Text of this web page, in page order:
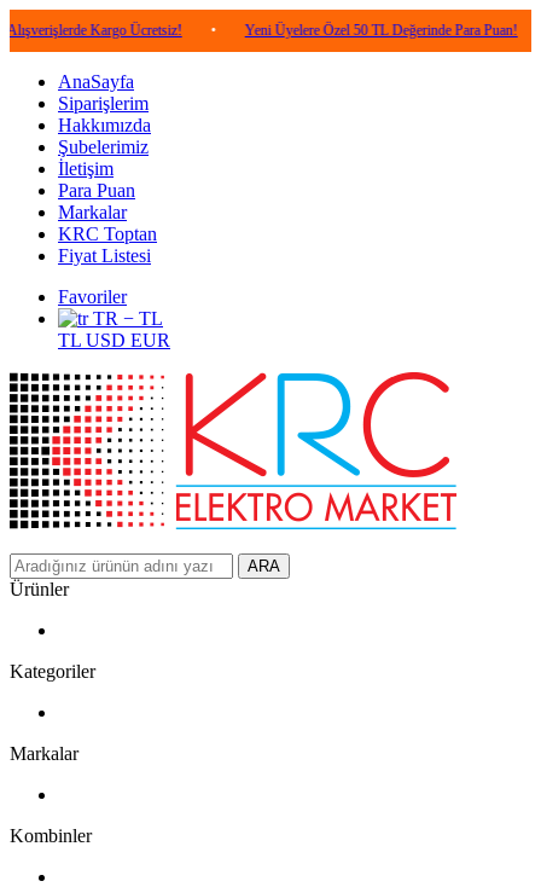
Kargo Ücretsiz! • Yeni Üyelere Özel 50 TL Değerinde Para Puan! •
AnaSayfa
Siparişlerim
Hakkımızda
Şubelerimiz
İletişim
Para Puan
Markalar
KRC Toptan
Fiyat Listesi
Favoriler
TR − TL
TL USD EUR
ARA
Ürünler
Kategoriler
Markalar
Kombinler